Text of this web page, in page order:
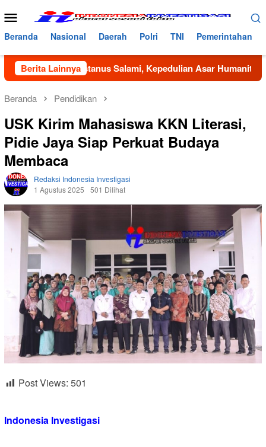
ke
konten
Menu
Mobile
Beranda Nasional Daerah Polri TNI Pemerintahan
Berita Lainnya
Bustanus Salami, Kepedulian Asar Humanity dan
Beranda Pendidikan
USK Kirim Mahasiswa KKN Literasi,
Pidie Jaya Siap Perkuat Budaya
Membaca
Redaksi Indonesia Investigasi
1 Agustus 2025
501 Dilihat
Post Views: 501
Indonesia Investigasi